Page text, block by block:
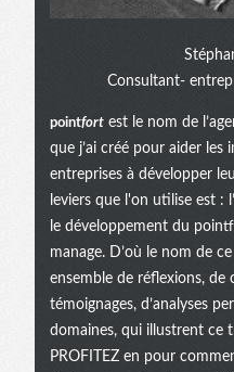
Consultant-
pointfort est le nom de
que j’ai créé pour aider les
entreprises à développer
leviers que l'on utilise est :
le développement du
manage. D’où le nom de
ensemble de réflexions, de
témoignages, d’analyses
domaines, qui illustrent ce
PROFITEZ en pour